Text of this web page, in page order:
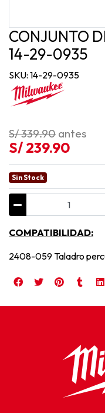
CONJUNTO
14-29-0935
SKU: 14-29-0935
S/ 339.90 antes
S/ 239.90
Sin Stock
COMPATIBILIDAD:
2408-059 Taladro